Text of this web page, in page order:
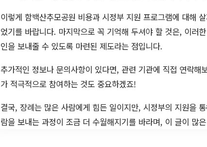
이렇게 함백산추모공원 비용과 시정부 지원 프로그램에 대해
었기를 바랍니다. 마지막으로 꼭 기억해 두셔야 할 것은, 이러
인을 보내줄 수 있도록 마련된 제도라는 점입니다.
추가적인 정보나 문의사항이 있다면, 관련 기관에 직접 연락
가 적극적으로 참여하는 것도 중요하겠죠!
결국, 장례는 많은 사람에게 힘든 일이지만, 시정부의 지원을
람을 보내는 과정이 조금 더 수월해지기를 바라며, 이 글이 많